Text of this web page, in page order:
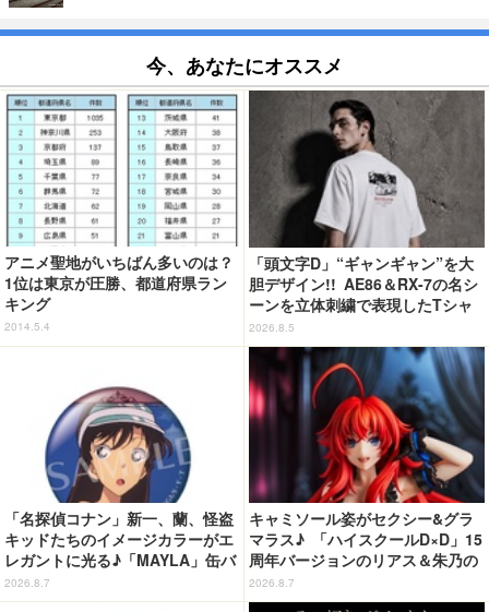
今、あなたにオススメ
アニメ聖地がいちばん多いのは？
1位は東京が圧勝、都道府県ラン
キング
2014.5.4
「頭文字D」“ギャンギャン”を大
胆デザイン!! AE86＆RX-7の名シ
ーンを立体刺繍で表現したTシャ
ツ登場
2026.8.5
「名探偵コナン」新一、蘭、怪盗
キッドたちのイメージカラーがエ
レガントに光る♪「MAYLA」缶バ
ッジの全種セットがお得に！【3
0％オフセール】
2026.8.7
キャミソール姿がセクシー&グラ
マラス♪ 「ハイスクールD×D」15
周年バージョンのリアス＆朱乃の
フィギュアがリニューアルパッケ
ージで登場！
2026.8.7